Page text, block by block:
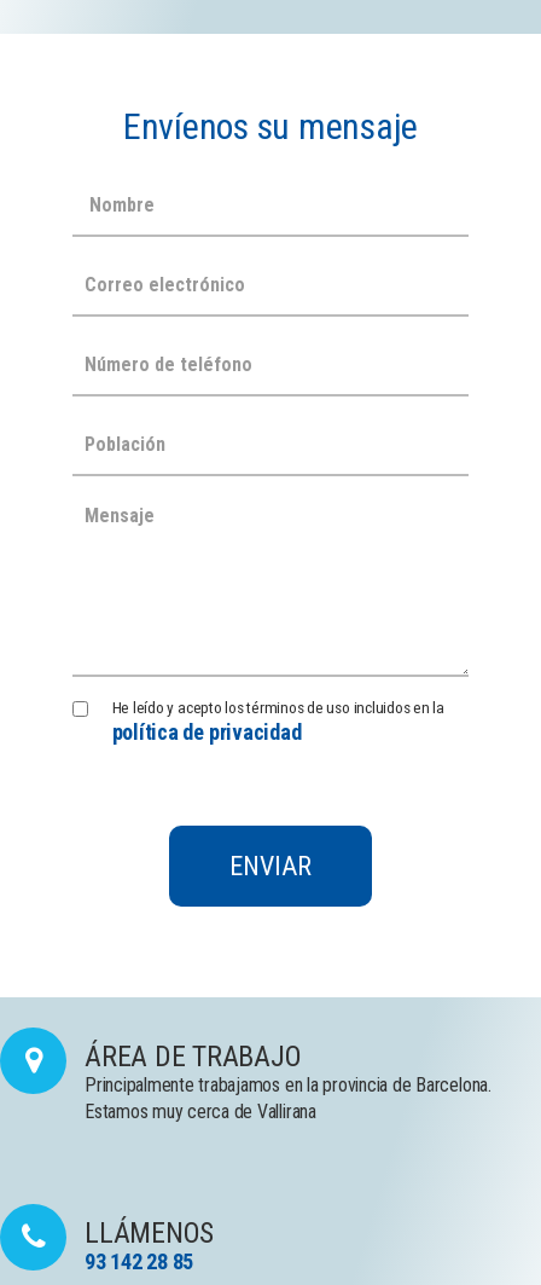
Envíenos su mensaje
PolíticaHe leído y acepto los términos de uso incluidos en la
política de privacidad
ÁREA DE TRABAJO
Principalmente trabajamos en la provincia de Barcelona.
Estamos muy cerca de Vallirana
LLÁMENOS
93 142 28 85